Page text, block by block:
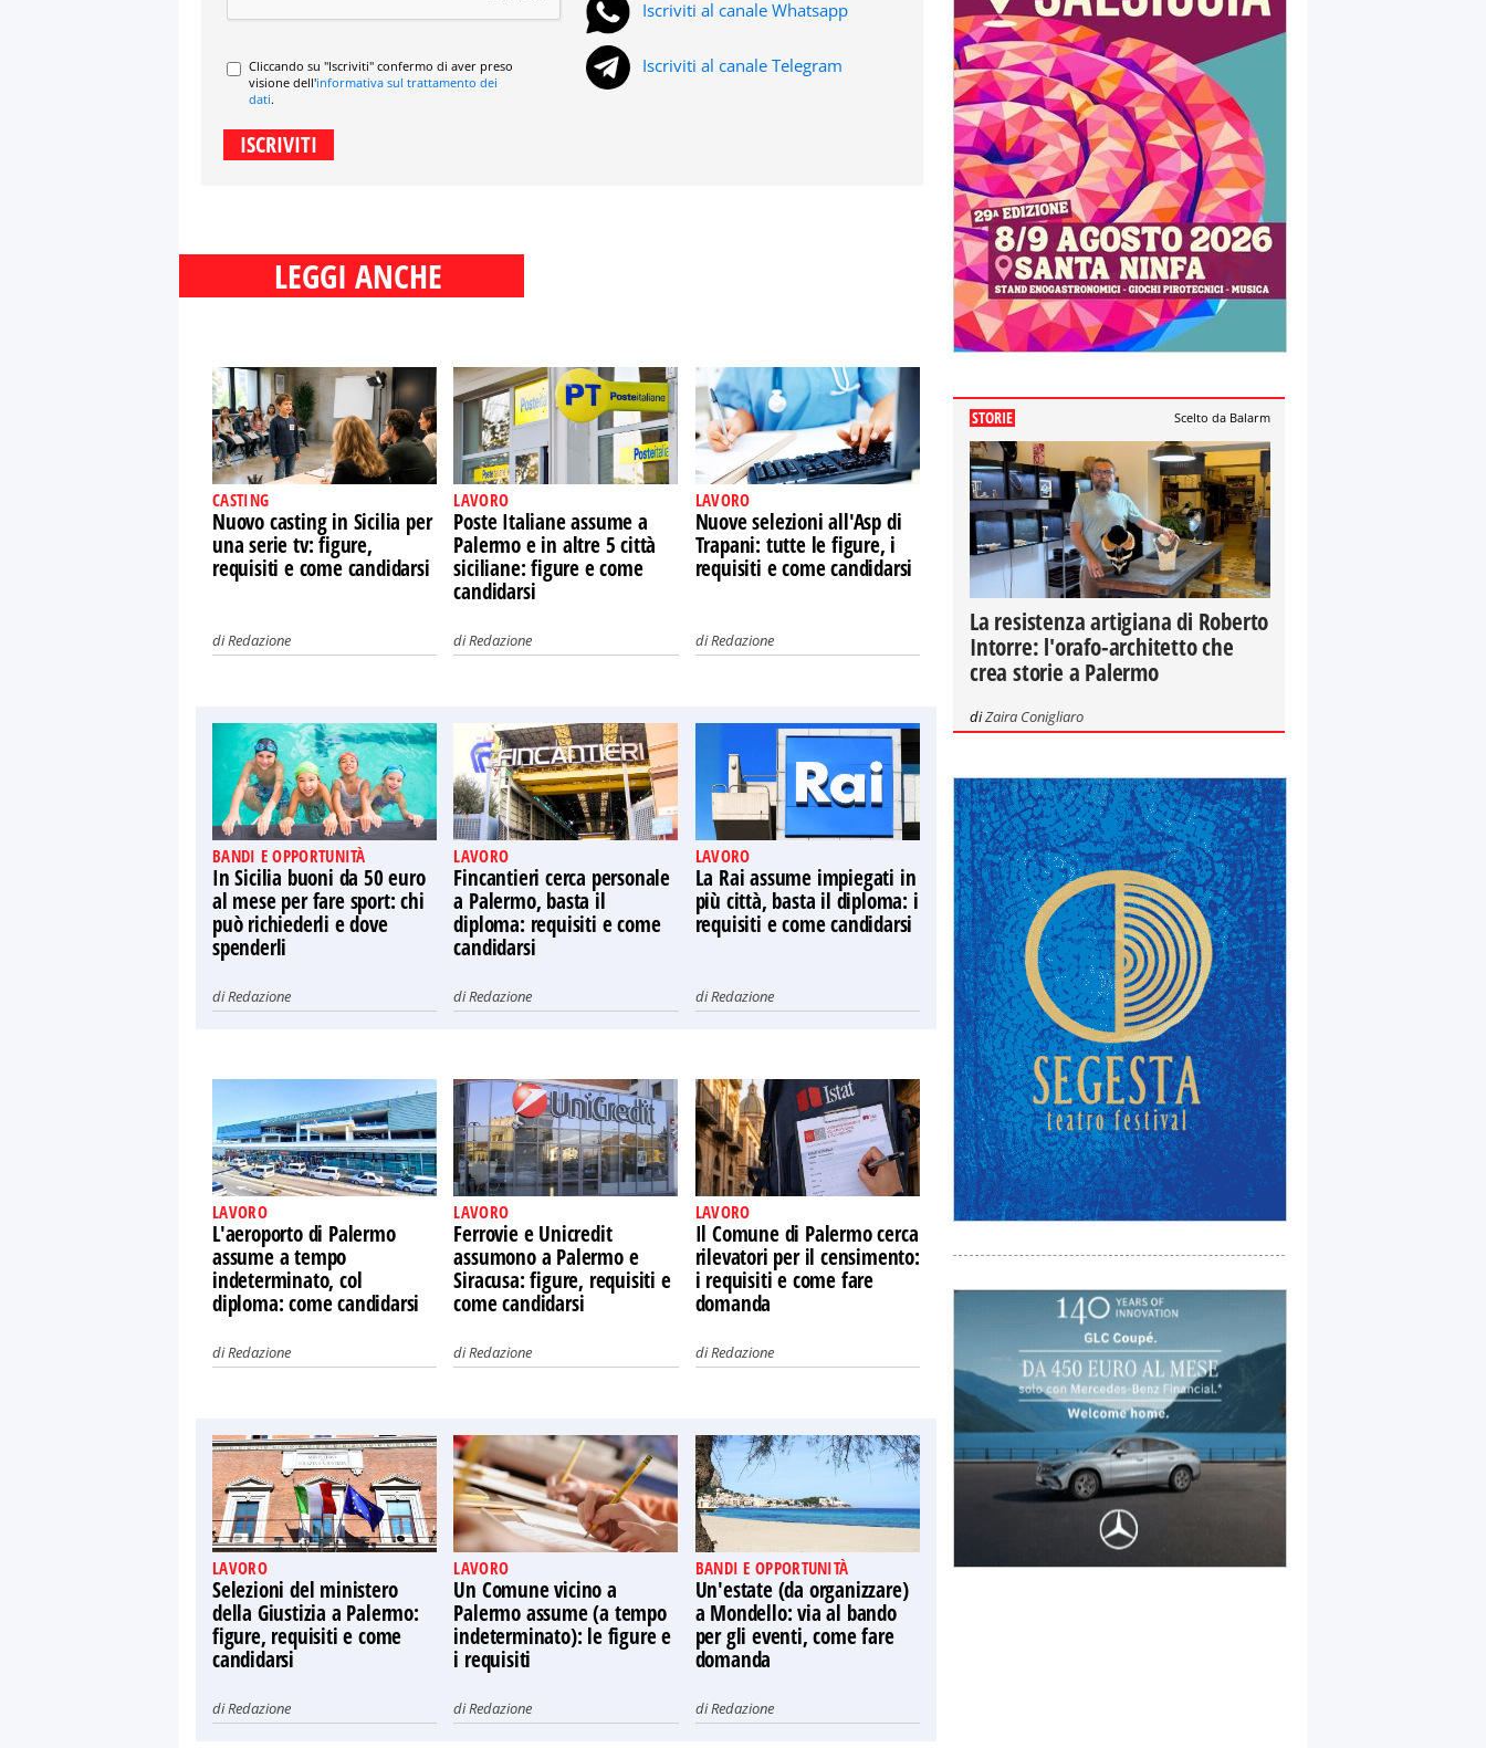
Cliccando su "Iscriviti" confermo di aver preso
visione dell'informativa sul trattamento dei
dati.
Iscriviti al canale Whatsapp
Iscriviti al canale Telegram
LEGGI ANCHE
CASTING
Nuovo casting in Sicilia per
una serie tv: figure,
requisiti e come candidarsi
diRedazione
LAVORO
Poste Italiane assume a
Palermo e in altre 5 città
siciliane: figure e come
candidarsi
diRedazione
LAVORO
Nuove selezioni all'Asp di
Trapani: tutte le figure, i
requisiti e come candidarsi
diRedazione
BANDI E OPPORTUNITÀ
In Sicilia buoni da 50 euro
al mese per fare sport: chi
può richiederli e dove
spenderli
diRedazione
LAVORO
Fincantieri cerca personale
a Palermo, basta il
diploma: requisiti e come
candidarsi
diRedazione
LAVORO
La Rai assume impiegati in
più città, basta il diploma: i
requisiti e come candidarsi
diRedazione
LAVORO
L'aeroporto di Palermo
assume a tempo
indeterminato, col
diploma: come candidarsi
diRedazione
LAVORO
Ferrovie e Unicredit
assumono a Palermo e
Siracusa: figure, requisiti e
come candidarsi
diRedazione
LAVORO
Il Comune di Palermo cerca
rilevatori per il censimento:
i requisiti e come fare
domanda
diRedazione
LAVORO
Selezioni del ministero
della Giustizia a Palermo:
figure, requisiti e come
candidarsi
diRedazione
LAVORO
Un Comune vicino a
Palermo assume (a tempo
indeterminato): le figure e
i requisiti
diRedazione
BANDI E OPPORTUNITÀ
Un'estate (da organizzare)
a Mondello: via al bando
per gli eventi, come fare
domanda
diRedazione
STORIE Scelto da Balarm
La resistenza artigiana di Roberto
Intorre: l'orafo-architetto che
crea storie a Palermo
diZaira Conigliaro